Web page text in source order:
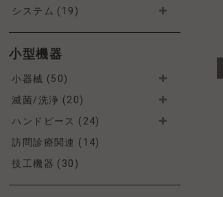
システム (19)
小型機器
小器械 (50)
滅菌/洗浄 (20)
ハンドピース (24)
訪問診療関連 (14)
技工機器 (30)